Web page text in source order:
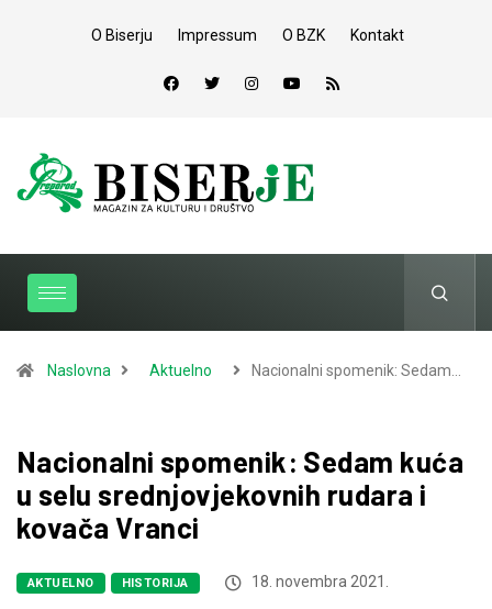
O Biserju Impressum O BZK Kontakt
Naslovna Aktuelno Nacionalni spomenik: Sedam…
Nacionalni spomenik: Sedam kuća
u selu srednjovjekovnih rudara i
kovača Vranci
AKTUELNO HISTORIJA 18. novembra 2021.